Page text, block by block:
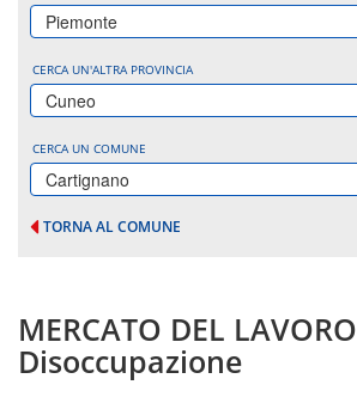
Piemonte
CERCA UN'ALTRA PROVINCIA
Cuneo
CERCA UN COMUNE
Cartignano
TORNA AL COMUNE
MERCATO DEL LAVORO
Disoccupazione